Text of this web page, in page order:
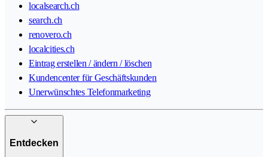
localsearch.ch
search.ch
renovero.ch
localcities.ch
Eintrag erstellen / ändern / löschen
Kundencenter für Geschäftskunden
Unerwünschtes Telefonmarketing
Entdecken